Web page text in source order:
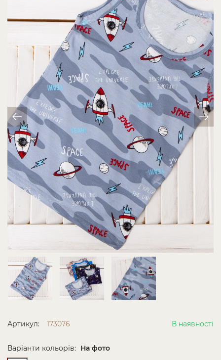
Артикул: 173076 В наявності
Варіанти кольорів: На фото